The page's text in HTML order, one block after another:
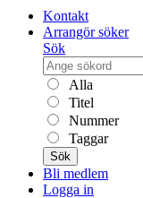
Kontakt
Arrangör söker
Sök
Alla
Titel
Nummer
Taggar
Sök
Bli medlem
Logga in